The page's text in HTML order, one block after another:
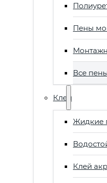
Пены
Все
Клеи
Жидкие
Клей